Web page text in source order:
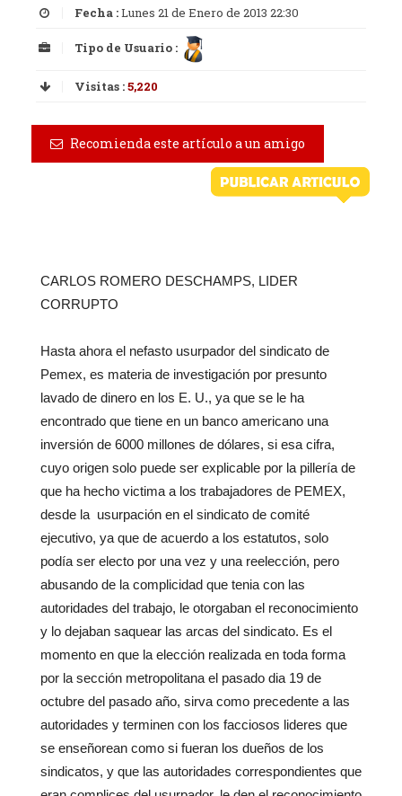
Fecha :Lunes 21 de Enero de 2013 22:30
Tipo de Usuario :
Visitas :5,220
Recomienda este artículo a un amigo
CARLOS ROMERO DESCHAMPS, LIDER
CORRUPTO
Hasta ahora el nefasto usurpador del sindicato de
Pemex, es materia de investigación por presunto
lavado de dinero en los E. U., ya que se le ha
encontrado que tiene en un banco americano una
inversión de 6000 millones de dólares, si esa cifra,
cuyo origen solo puede ser explicable por la pillería de
que ha hecho victima a los trabajadores de PEMEX,
desde la usurpación en el sindicato de comité
ejecutivo, ya que de acuerdo a los estatutos, solo
podía ser electo por una vez y una reelección, pero
abusando de la complicidad que tenia con las
autoridades del trabajo, le otorgaban el reconocimiento
y lo dejaban saquear las arcas del sindicato. Es el
momento en que la elección realizada en toda forma
por la sección metropolitana el pasado dia 19 de
octubre del pasado año, sirva como precedente a las
autoridades y terminen con los facciosos lideres que
se enseñorean como si fueran los dueños de los
sindicatos, y que las autoridades correspondientes que